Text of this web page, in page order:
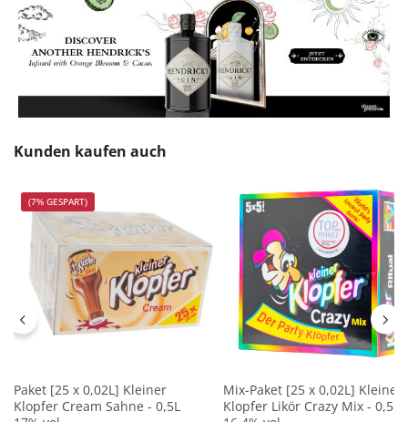
Produktgalerie überspringen
Kunden kaufen auch
(7% GESPART)
Paket [25 x 0,02L] Kleiner
Klopfer Cream Sahne - 0,5L
Mix-Paket [25 x 0,02L] Kleiner
Klopfer Likör Crazy Mix - 0,5L